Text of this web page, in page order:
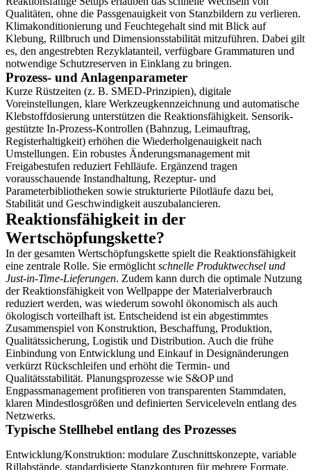
Qualitäten, ohne die Passgenauigkeit von Stanzbildern zu verlieren.
Klimakonditionierung und Feuchtegehalt sind mit Blick auf
Klebung, Rillbruch und Dimensionsstabilität mitzuführen. Dabei gilt
es, den angestrebten Rezyklatanteil, verfügbare Grammaturen und
notwendige Schutzreserven in Einklang zu bringen.
Prozess- und Anlagenparameter
Kurze Rüstzeiten (z. B. SMED-Prinzipien), digitale
Voreinstellungen, klare Werkzeugkennzeichnung und automatische
Klebstoffdosierung unterstützen die Reaktionsfähigkeit. Sensorik-
gestützte In-Prozess-Kontrollen (Bahnzug, Leimauftrag,
Registerhaltigkeit) erhöhen die Wiederholgenauigkeit nach
Umstellungen. Ein robustes Änderungsmanagement mit
Freigabestufen reduziert Fehlläufe. Ergänzend tragen
vorausschauende Instandhaltung, Rezeptur- und
Parameterbibliotheken sowie strukturierte Pilotläufe dazu bei,
Stabilität und Geschwindigkeit auszubalancieren.
Reaktionsfähigkeit in der
Wertschöpfungskette?
In der gesamten Wertschöpfungskette spielt die Reaktionsfähigkeit
eine zentrale Rolle. Sie ermöglicht schnelle Produktwechsel und
Just-in-Time-Lieferungen. Zudem kann durch die optimale Nutzung
der Reaktionsfähigkeit von Wellpappe der Materialverbrauch
reduziert werden, was wiederum sowohl ökonomisch als auch
ökologisch vorteilhaft ist. Entscheidend ist ein abgestimmtes
Zusammenspiel von Konstruktion, Beschaffung, Produktion,
Qualitätssicherung, Logistik und Distribution. Auch die frühe
Einbindung von Entwicklung und Einkauf in Designänderungen
verkürzt Rückschleifen und erhöht die Termin- und
Qualitätsstabilität. Planungsprozesse wie S&OP und
Engpassmanagement profitieren von transparenten Stammdaten,
klaren Mindestlosgrößen und definierten Serviceleveln entlang des
Netzwerks.
Typische Stellhebel entlang des Prozesses
Entwicklung/Konstruktion: modulare Zuschnittskonzepte, variable
Rillabstände, standardisierte Stanzkonturen für mehrere Formate.